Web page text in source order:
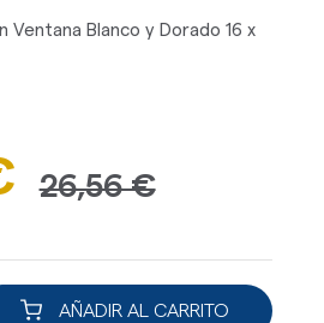
Ventana Blanco y Dorado 16 x
26,56 €
AÑADIR AL CARRITO